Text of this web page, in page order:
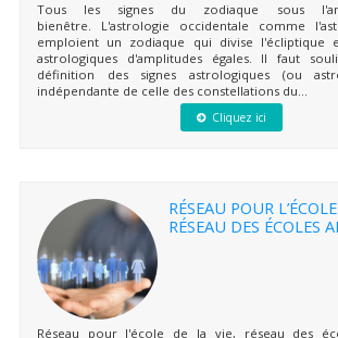
Tous les signes du zodiaque sous
bienêtre. L'astrologie occidentale comme
emploient un zodiaque qui divise l'écliptique
astrologiques d'amplitudes égales. Il faut
définition des signes astrologiques (ou
indépendante de celle des constellations du...
Cliquez ici
RÉSEAU POUR
RÉSEAU DES ÉCOLES
Réseau pour l'école de la vie, réseau des